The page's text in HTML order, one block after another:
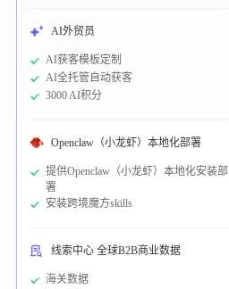
AI外贸员
AI获客模板定制
AI全托管自动获客
3000 AI积分
Openclaw（小龙虾）本地化部署
提供Openclaw（小龙虾）本地化安装部
署
安装跨境魔方skills
线索中心 全球B2B商业数据
海关数据